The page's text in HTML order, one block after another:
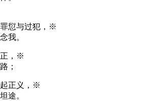
愆与过犯，※
我。
正，※
；
正义，※
途。